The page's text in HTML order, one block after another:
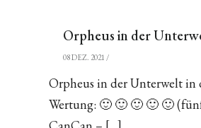
Orpheus in der
08 DEZ. 2021 /
Orpheus in der Unterwelt in
Wertung: 🙂 🙂 🙂 🙂 🙂